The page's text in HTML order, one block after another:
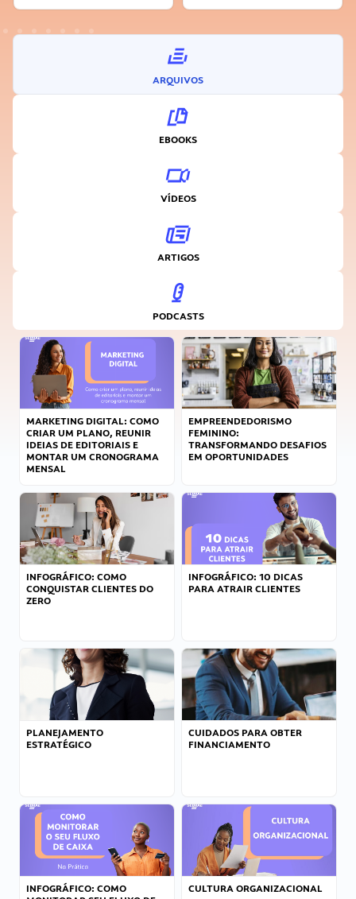
ARQUIVOS
EBOOKS
VÍDEOS
ARTIGOS
PODCASTS
MARKETING DIGITAL: COMO
CRIAR UM PLANO, REUNIR
IDEIAS DE EDITORIAIS E
MONTAR UM CRONOGRAMA
MENSAL
EMPREENDEDORISMO
FEMININO:
TRANSFORMANDO DESAFIOS
EM OPORTUNIDADES
INFOGRÁFICO: COMO
CONQUISTAR CLIENTES DO
ZERO
INFOGRÁFICO: 10 DICAS
PARA ATRAIR CLIENTES
PLANEJAMENTO
ESTRATÉGICO
CUIDADOS PARA OBTER
FINANCIAMENTO
INFOGRÁFICO: COMO
CULTURA ORGANIZACIONAL